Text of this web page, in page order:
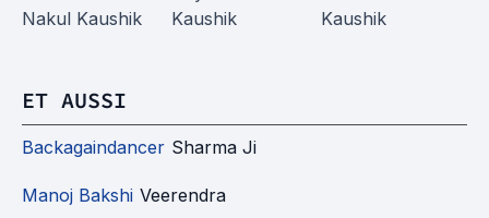
Nakul Kaushik
Kaushik
Kaushik
ET AUSSI
Backagaindancer Sharma Ji
Manoj Bakshi Veerendra